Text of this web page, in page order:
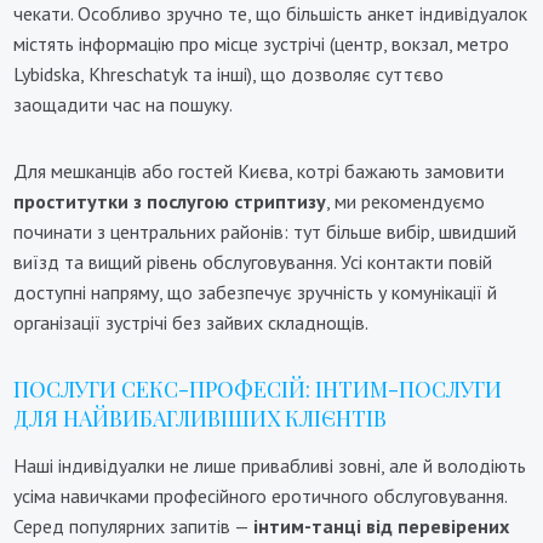
чекати. Особливо зручно те, що більшість анкет індивідуалок
містять інформацію про місце зустрічі (центр, вокзал, метро
Lybidska, Khreschatyk та інші), що дозволяє суттєво
заощадити час на пошуку.
Для мешканців або гостей Києва, котрі бажають замовити
проститутки з послугою стриптизу, ми рекомендуємо
починати з центральних районів: тут більше вибір, швидший
виїзд та вищий рівень обслуговування. Усі контакти повій
доступні напряму, що забезпечує зручність у комунікації й
організації зустрічі без зайвих складнощів.
ПОСЛУГИ СЕКС-ПРОФЕСІЙ: ІНТИМ-ПОСЛУГИ
ДЛЯ НАЙВИБАГЛИВІШИХ КЛІЄНТІВ
Наші індивідуалки не лише привабливі зовні, але й володіють
усіма навичками професійного еротичного обслуговування.
Серед популярних запитів — інтим-танці від перевірених